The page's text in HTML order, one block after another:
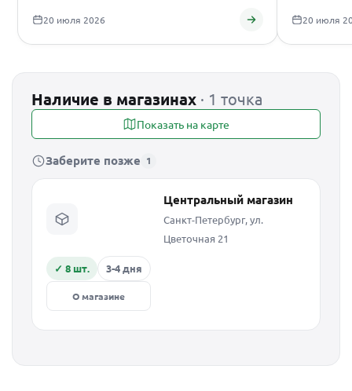
20 июля 2026 20 июля
Наличие в магазинах · 1 точка
Показать на карте
Заберите позже 1
Центральный магазин
Санкт-Петербург, ул.
Цветочная 21
✓ 8 шт. 3-4 дня
О магазине